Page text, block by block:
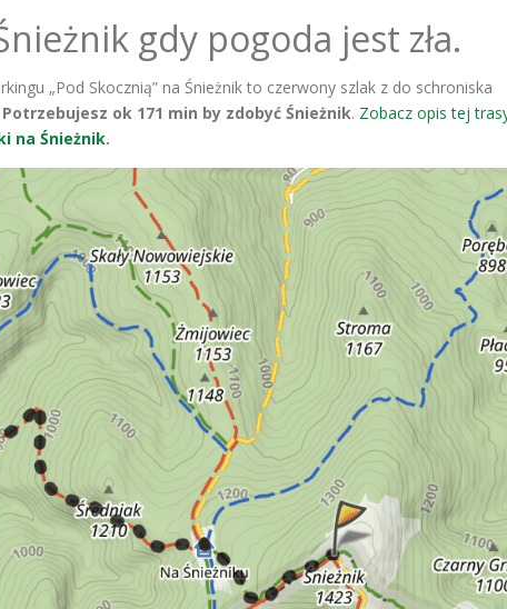
gdy pogoda jest zła.
„Pod Skocznią” na Śnieżnik to czerwony szlak z do schroniska
Potrzebujesz ok 171 min by zdobyć Śnieżnik. Zobacz opis tej
na Śnieżnik.